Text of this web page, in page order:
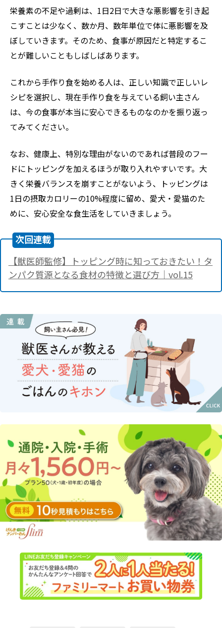
栄養素の不足や過剰は、1日2日で大きな悪影響を引き起
こすことは少なく、数か月、数年単位で体に悪影響を及
ぼしていきます。そのため、食事が原因だと特定するこ
とが難しいこともしばしばあります。
これから手作り食を始める人は、正しい知識で正しいレ
シピを選択し、現在手作り食を与えている飼い主さん
は、今の食事が本当に安心できるものなのかを振り返っ
てみてください。
なお、健康上、特別な理由がないのであれば普段のフー
ドにトッピングを加えるほうが取り入れやすいです。大
きく栄養バランスを崩すことがないよう、トッピングは
1日の摂取カロリーの10%程度に留め、愛犬・愛猫のた
めに、安心安全な食生活をしていきましょう。
次回連載
【獣医師監修】トッピング時に知っておきたい！タ
ンパク質源となる食材の特徴と選び方｜vol.15